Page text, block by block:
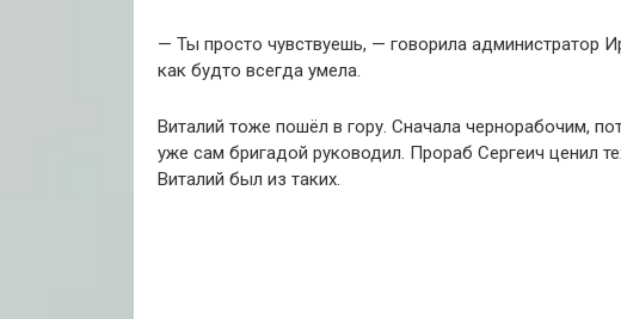
— Ты просто чувствуешь, — говорила администратор
как будто всегда умела.
Виталий тоже пошёл в гору. Сначала чернорабочим,
уже сам бригадой руководил. Прораб Сергеич ценил
Виталий был из таких.